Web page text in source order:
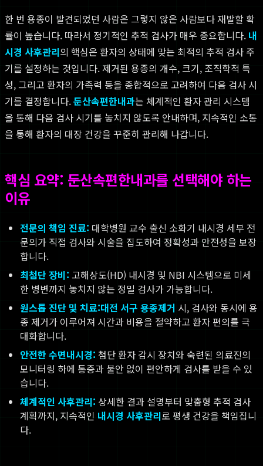
한 번 용종이 발견되었던 사람은 그렇지 않은 사람보다 재발할 확
률이 높습니다. 따라서 정기적인 추적 검사가 매우 중요합니다. 내
시경 사후관리의 핵심은 환자의 상태에 맞는 최적의 추적 검사 주
기를 설정하는 것입니다. 제거된 용종의 개수, 크기, 조직학적 특
성, 그리고 환자의 가족력 등을 종합적으로 고려하여 다음 검사 시
기를 결정합니다.둔산속편한내과는 체계적인 환자 관리 시스템
을 통해 다음 검사 시기를 놓치지 않도록 안내하며, 지속적인 소통
을 통해 환자의 대장 건강을 꾸준히 관리해 나갑니다.
핵심 요약: 둔산속편한내과를 선택해야 하는
이유
전문의 책임 진료: 대학병원 교수 출신 소화기 내시경 세부 전
문의가 직접 검사와 시술을 집도하여 정확성과 안전성을 보장
합니다.
최첨단 장비: 고해상도(HD) 내시경 및 NBI 시스템으로 미세
한 병변까지 놓치지 않는 정밀 검사가 가능합니다.
원스톱 진단 및 치료:대전 서구 용종제거 시, 검사와 동시에 용
종 제거가 이루어져 시간과 비용을 절약하고 환자 편의를 극
대화합니다.
안전한 수면내시경: 첨단 환자 감시 장치와 숙련된 의료진의
모니터링 하에 통증과 불안 없이 편안하게 검사를 받을 수 있
습니다.
체계적인 사후관리: 상세한 결과 설명부터 맞춤형 추적 검사
계획까지, 지속적인 내시경 사후관리로 평생 건강을 책임집니
다.